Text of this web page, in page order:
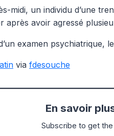
midi, un individu d’une
après avoir agressé
examen psychiatrique,
via fdesouche
En savoir
Subscribe to get